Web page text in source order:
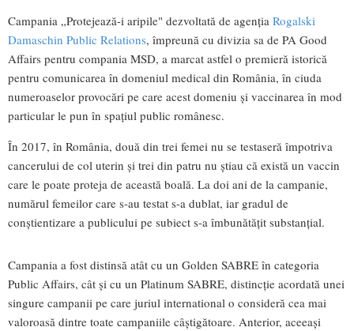
Campania „Protejează-i aripile" dezvoltată de agenția Rogalski
Damaschin Public Relations, împreună cu divizia sa de PA Good
Affairs pentru compania MSD, a marcat astfel o premieră istorică
pentru comunicarea în domeniul medical din România, în ciuda
numeroaselor provocări pe care acest domeniu și vaccinarea în mod
particular le pun în spațiul public românesc.
În 2017, în România, două din trei femei nu se testaseră împotriva
cancerului de col uterin și trei din patru nu știau că există un vaccin
care le poate proteja de această boală. La doi ani de la campanie,
numărul femeilor care s-au testat s-a dublat, iar gradul de
conștientizare a publicului pe subiect s-a îmbunătățit substanțial.
Campania a fost distinsă atât cu un Golden SABRE în categoria
Public Affairs, cât și cu un Platinum SABRE, distincție acordată unei
singure campanii pe care juriul international o consideră cea mai
valoroasă dintre toate campaniile câștigătoare. Anterior, aceeași